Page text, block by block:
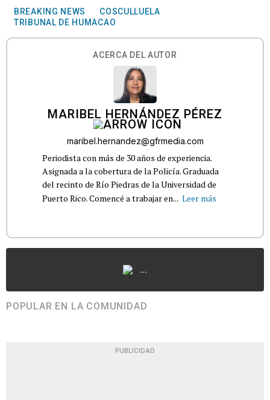
BREAKING NEWS
COSCULLUELA
TRIBUNAL DE HUMACAO
ACERCA DEL AUTOR
MARIBEL HERNÁNDEZ PÉREZ
maribel.hernandez@gfrmedia.com
Periodista con más de 30 años de experiencia.
Asignada a la cobertura de la Policía. Graduada
del recinto de Río Piedras de la Universidad de
Puerto Rico. Comencé a trabajar en... Leer más
...
POPULAR EN LA COMUNIDAD
PUBLICIDAD